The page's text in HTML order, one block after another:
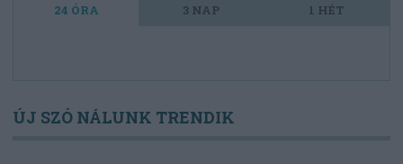
24 ÓRA 3 NAP 1 HÉT
ÚJ SZÓ NÁLUNK TRENDIK